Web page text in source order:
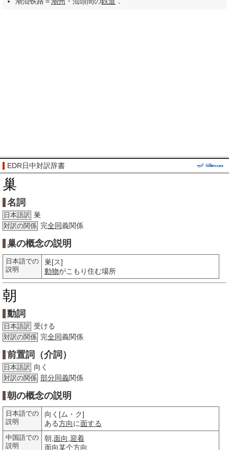
EDR日中対訳辞書
巢
名詞
日本語訳 巣
対訳の関係 完全同義関係
巢の概念の説明
日本語での
説明
巣[ス]
動物がこもり住む場所
朝
動詞
日本語訳 受ける
対訳の関係 完全同義関係
前置詞（介詞）
日本語訳 向く
対訳の関係 部分同義関係
朝の概念の説明
日本語での
説明
向く[ム・ク]
ある方向に面する
中国語での
説明
朝, 面向 迎着
面向某个方向